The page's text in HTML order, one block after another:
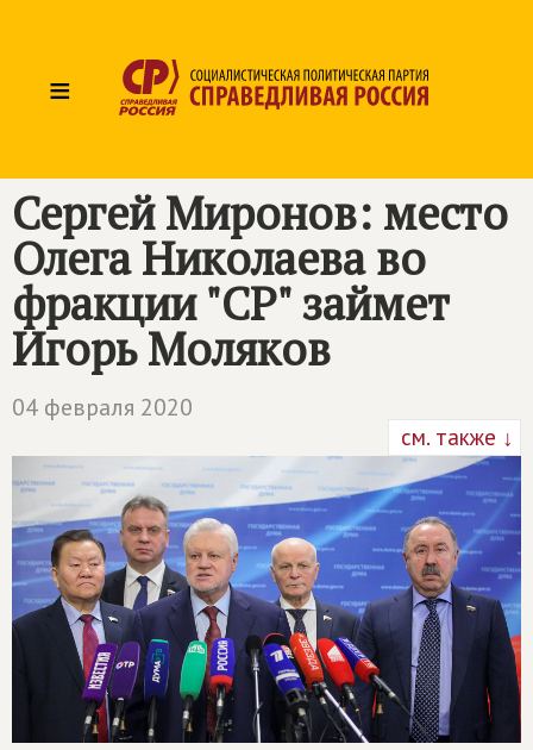
≡
Сергей Миронов: место
Олега Николаева во
фракции "СР" займет
Игорь Моляков
04 февраля 2020
см. также ↓